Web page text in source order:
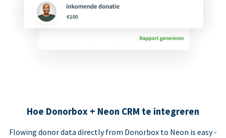
Hoe Donorbox + Neon CRM te integreren
Flowing donor data directly from Donorbox to Neon is easy -